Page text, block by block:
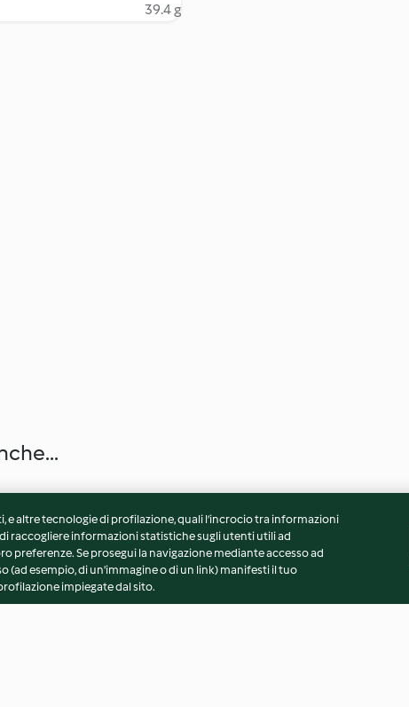
39.4 g
e altre tecnologie di profilazione, quali l’incrocio tra informazioni
raccogliere informazioni statistiche sugli utenti utili ad
preferenze. Se prosegui la navigazione mediante accesso ad
(ad esempio, di un'immagine o di un link) manifesti il tuo
impiegate dal sito.